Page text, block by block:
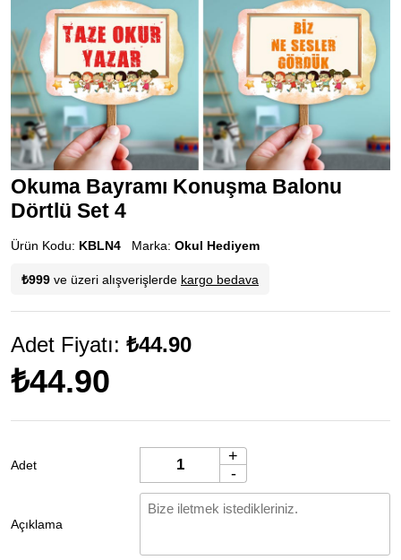
Okuma Bayramı Konuşma Balonu
Dörtlü Set 4
Ürün Kodu: KBLN4 Marka: Okul Hediyem
₺999 ve üzeri alışverişlerde kargo bedava
Adet Fiyatı: ₺44.90
₺44.90
Adet
+
-
Açıklama